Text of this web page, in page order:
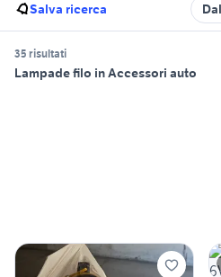
Salva ricerca
35 risultati
Lampade filo in Accessori auto